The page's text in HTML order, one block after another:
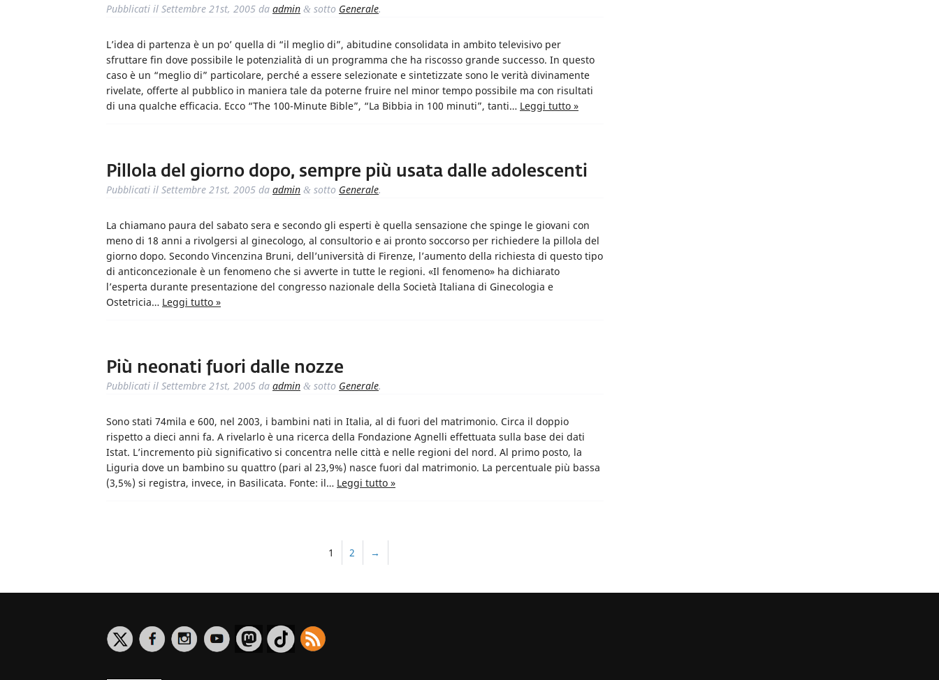
Pubblicati il Settembre 21st, 2005 da admin & sotto Generale.
L’idea di partenza è un po’ quella di “il meglio di”, abitudine consolidata in ambito televisivo per
sfruttare fin dove possibile le potenzialità di un programma che ha riscosso grande successo. In questo
caso è un “meglio di” particolare, perché a essere selezionate e sintetizzate sono le verità divinamente
rivelate, offerte al pubblico in maniera tale da poterne fruire nel minor tempo possibile ma con risultati
di una qualche efficacia. Ecco “The 100-Minute Bible”, “La Bibbia in 100 minuti”, tanti… Leggi tutto »
Pillola del giorno dopo, sempre più usata dalle adolescenti
Pubblicati il Settembre 21st, 2005 da admin & sotto Generale.
La chiamano paura del sabato sera e secondo gli esperti è quella sensazione che spinge le giovani con
meno di 18 anni a rivolgersi al ginecologo, al consultorio e ai pronto soccorso per richiedere la pillola del
giorno dopo. Secondo Vincenzina Bruni, dell’università di Firenze, l’aumento della richiesta di questo tipo
di anticoncezionale è un fenomeno che si avverte in tutte le regioni. «Il fenomeno» ha dichiarato
l’esperta durante presentazione del congresso nazionale della Società Italiana di Ginecologia e
Ostetricia… Leggi tutto »
Più neonati fuori dalle nozze
Pubblicati il Settembre 21st, 2005 da admin & sotto Generale.
Sono stati 74mila e 600, nel 2003, i bambini nati in Italia, al di fuori del matrimonio. Circa il doppio
rispetto a dieci anni fa. A rivelarlo è una ricerca della Fondazione Agnelli effettuata sulla base dei dati
Istat. L’incremento più significativo si concentra nelle città e nelle regioni del nord. Al primo posto, la
Liguria dove un bambino su quattro (pari al 23,9%) nasce fuori dal matrimonio. La percentuale più bassa
(3,5%) si registra, invece, in Basilicata. Fonte: il… Leggi tutto »
1 2 →